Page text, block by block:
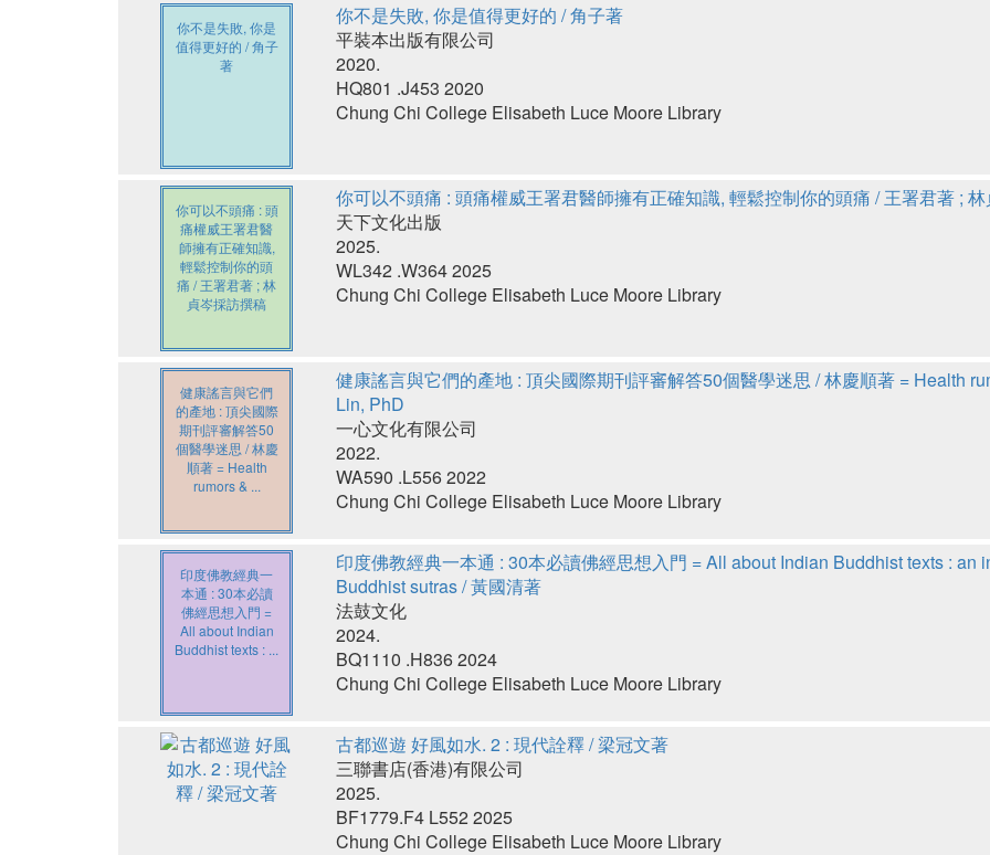
你不是失敗, 你是
值得更好的 / 角子
著
你不是失敗, 你是值得更好的 / 角子著
平裝本出版有限公司
2020.
HQ801 .J453 2020
Chung Chi College Elisabeth Luce Moore Library
你可以不頭痛 : 頭
痛權威王署君醫
師擁有正確知識,
輕鬆控制你的頭
痛 / 王署君著 ; 林
貞岑採訪撰稿
你可以不頭痛 : 頭痛權威王署君醫師擁有正確知識, 輕鬆控制你的頭痛 / 王署君著 ;
天下文化出版
2025.
WL342 .W364 2025
Chung Chi College Elisabeth Luce Moore Library
健康謠言與它們
的產地 : 頂尖國際
期刊評審解答50
個醫學迷思 / 林慶
順著 = Health
rumors & ...
健康謠言與它們的產地 : 頂尖國際期刊評審解答50個醫學迷思 / 林慶順著 = Health
Lin, PhD
一心文化有限公司
2022.
WA590 .L556 2022
Chung Chi College Elisabeth Luce Moore Library
印度佛教經典一
本通 : 30本必讀
佛經思想入門 =
All about Indian
Buddhist texts : ...
印度佛教經典一本通 : 30本必讀佛經思想入門 = All about Indian Buddhist texts : an
Buddhist sutras / 黃國清著
法鼓文化
2024.
BQ1110 .H836 2024
Chung Chi College Elisabeth Luce Moore Library
古都巡遊 好風如水. 2 : 現代詮釋 / 梁冠文著
三聯書店(香港)有限公司
2025.
BF1779.F4 L552 2025
Chung Chi College Elisabeth Luce Moore Library